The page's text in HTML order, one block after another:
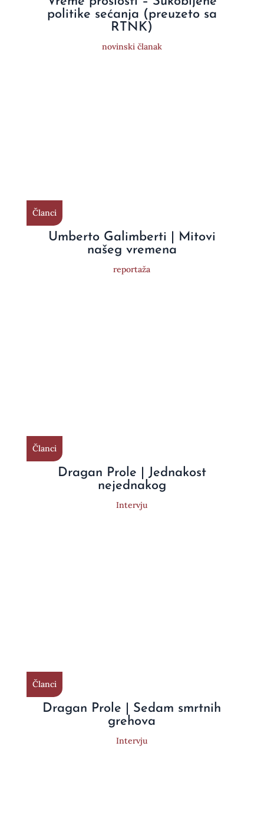
politike sećanja (preuzeto sa
RTNK)
novinski članak
Članci
Umberto Galimberti | Mitovi
našeg vremena
reportaža
Članci
Dragan Prole | Jednakost
nejednakog
Intervju
Članci
Dragan Prole | Sedam smrtnih
grehova
Intervju